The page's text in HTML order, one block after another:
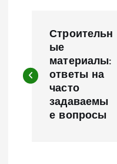
в
Строительн
ые
материалы:
ответы на
часто
задаваемы
е вопросы